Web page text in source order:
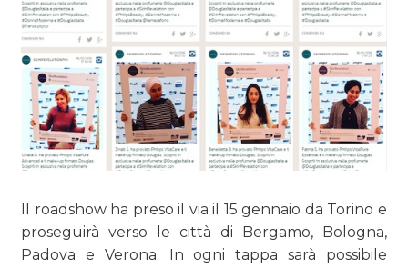
Il roadshow ha preso il via il 15 gennaio da Torino e
proseguirà verso le città di Bergamo, Bologna,
Padova e Verona. In ogni tappa sarà possibile